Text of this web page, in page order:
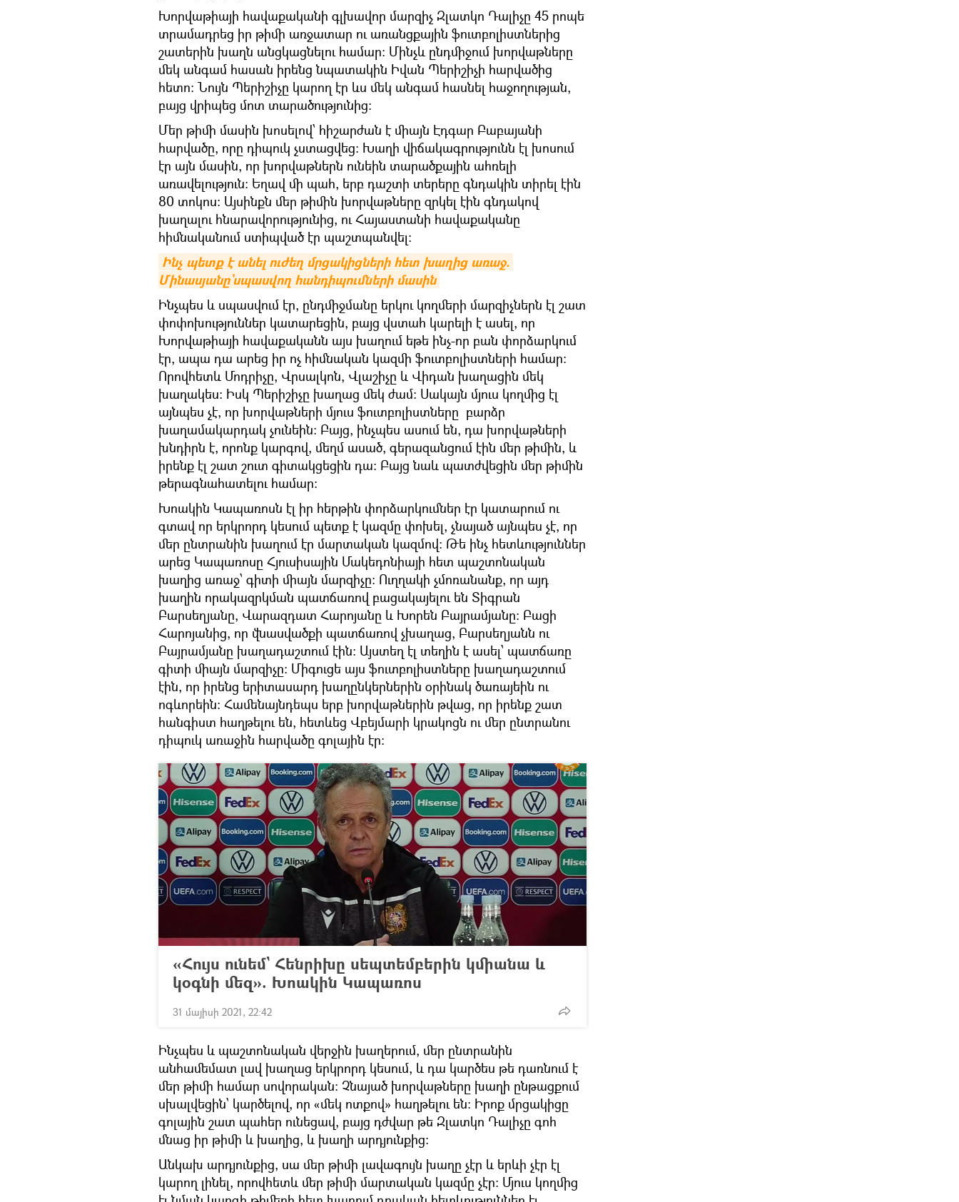
Խորվաթիայի հավաքականի գլխավոր մարզիչ Զլատկո Դալիչը 45 րոպե
տրամադրեց իր թիմի առջատար ու առանցքային ֆուտբոլիստներից
շատերին խաղն անցկացնելու համար։ Մինչև ընդմիջում խորվաթները
մեկ անգամ հասան իրենց նպատակին Իվան Պերիշիչի հարվածից
հետո։ Նույն Պերիշիչը կարող էր ևս մեկ անգամ հասնել հաջողության,
բայց վրիպեց մոտ տարածությունից։
Մեր թիմի մասին խոսելով՝ հիշարժան է միայն Էդգար Բաբայանի
հարվածը, որը դիպուկ չստացվեց։ Խաղի վիճակագրությունն էլ խոսում
էր այն մասին, որ խորվաթներն ունեին տարածքային ահռելի
առավելություն։ Եղավ մի պահ, երբ դաշտի տերերը գնդակին տիրել էին
80 տոկոս։ Այսինքն մեր թիմին խորվաթները զրկել էին գնդակով
խաղալու հնարավորությունից, ու Հայաստանի հավաքականը
հիմնականում ստիպված էր պաշտպանվել։
Ինչ պետք է անել ուժեղ մրցակիցների հետ խաղից առաջ.
Մինասյանը`սպասվող հանդիպումների մասին
Ինչպես և սպասվում էր, ընդմիջմանը երկու կողմերի մարզիչներն էլ շատ
փոփոխություններ կատարեցին, բայց վստահ կարելի է ասել, որ
Խորվաթիայի հավաքականն այս խաղում եթե ինչ-որ բան փորձարկում
էր, ապա դա արեց իր ոչ հիմնական կազմի ֆուտբոլիստների համար։
Որովհետև Մոդրիչը, Վրսալկոն, Վլաշիչը և Վիդան խաղացին մեկ
խաղակես։ Իսկ Պերիշիչը խաղաց մեկ ժամ։ Սակայն մյուս կողմից էլ
այնպես չէ, որ խորվաթների մյուս ֆուտբոլիստները բարձր
խաղամակարդակ չունեին։ Բայց, ինչպես ասում են, դա խորվաթների
խնդիրն է, որոնք կարգով, մեղմ ասած, գերազանցում էին մեր թիմին, և
իրենք էլ շատ շուտ գիտակցեցին դա։ Բայց նաև պատժվեցին մեր թիմին
թերագնահատելու համար։
Խոակին Կապառոսն էլ իր հերթին փորձարկումներ էր կատարում ու
գտավ որ երկրորդ կեսում պետք է կազմը փոխել, չնայած այնպես չէ, որ
մեր ընտրանին խաղում էր մարտական կազմով։ Թե ինչ հետևություններ
արեց Կապառոսը Հյուսիսային Մակեդոնիայի հետ պաշտոնական
խաղից առաջ՝ գիտի միայն մարզիչը։ Ուղղակի չմոռանանք, որ այդ
խաղին որակազրկման պատճառով բացակայելու են Տիգրան
Բարսեղյանը, Վարազդատ Հարոյանը և Խորեն Բայրամյանը։ Բացի
Հարոյանից, որ վնասվածքի պատճառով չխաղաց, Բարսեղյանն ու
Բայրամյանը խաղադաշտում էին։ Այստեղ էլ տեղին է ասել՝ պատճառը
գիտի միայն մարզիչը։ Միգուցե այս ֆուտբոլիստները խաղադաշտում
էին, որ իրենց երիտասարդ խաղընկերներին օրինակ ծառայեին ու
ոգևորեին։ Համենայնդեպս երբ խորվաթներին թվաց, որ իրենք շատ
հանգիստ հաղթելու են, հետևեց Վբեյմարի կրակոցն ու մեր ընտրանու
դիպուկ առաջին հարվածը գոլային էր։
«Հույս ունեմ` Հենրիխը սեպտեմբերին կմիանա և
կօգնի մեզ». Խոակին Կապառոս
31 մայիսի 2021, 22:42
Ինչպես և պաշտոնական վերջին խաղերում, մեր ընտրանին
անհամեմատ լավ խաղաց երկրորդ կեսում, և դա կարծես թե դառնում է
մեր թիմի համար սովորական։ Չնայած խորվաթները խաղի ընթացքում
սխալվեցին՝ կարծելով, որ «մեկ ոտքով» հաղթելու են։ Իրոք մրցակիցը
գոլային շատ պահեր ունեցավ, բայց դժվար թե Զլատկո Դալիչը գոհ
մնաց իր թիմի և խաղից, և խաղի արդյունքից։
Անկախ արդյունքից, սա մեր թիմի լավագույն խաղը չէր և երևի չէր էլ
կարող լինել, որովհետև մեր թիմի մարտական կազմը չէր։ Մյուս կողմից